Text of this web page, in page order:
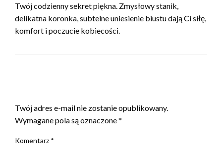
Twój codzienny sekret piękna. Zmysłowy stanik,
delikatna koronka, subtelne uniesienie biustu dają Ci siłę,
komfort i poczucie kobiecości.
Twój adres e-mail nie zostanie opublikowany.
Wymagane pola są oznaczone*
Komentarz *